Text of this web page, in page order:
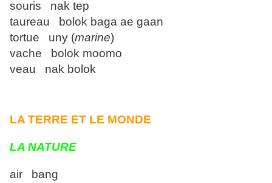
souris nak tep
taureau bolok baga ae gaan
tortue uny (marine)
vache bolok moomo
veau nak bolok
LA TERRE ET LE MONDE
LA NATURE
air bang